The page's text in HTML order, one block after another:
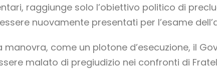
raggiunge solo l’obiettivo politico di
nuovamente presentati per l’esame
manovra, come un plotone d’esecuzione, il
malato di pregiudizio nei confronti di